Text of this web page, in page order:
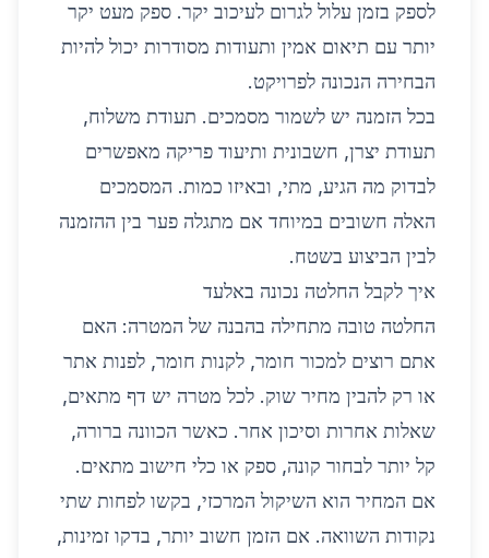
לספק בזמן עלול לגרום לעיכוב יקר. ספק מעט יקר
יותר עם תיאום אמין ותעודות מסודרות יכול להיות
הבחירה הנכונה לפרויקט.
בכל הזמנה יש לשמור מסמכים. תעודת משלוח,
תעודת יצרן, חשבונית ותיעוד פריקה מאפשרים
לבדוק מה הגיע, מתי, ובאיזו כמות. המסמכים
האלה חשובים במיוחד אם מתגלה פער בין ההזמנה
לבין הביצוע בשטח.
איך לקבל החלטה נכונה באלעד
החלטה טובה מתחילה בהבנה של המטרה: האם
אתם רוצים למכור חומר, לקנות חומר, לפנות אתר
או רק להבין מחיר שוק. לכל מטרה יש דף מתאים,
שאלות אחרות וסיכון אחר. כאשר הכוונה ברורה,
קל יותר לבחור קונה, ספק או כלי חישוב מתאים.
אם המחיר הוא השיקול המרכזי, בקשו לפחות שתי
נקודות השוואה. אם הזמן חשוב יותר, בדקו זמינות,